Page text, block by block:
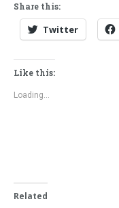
Share this:
Twitter
Like this:
Loading...
Related